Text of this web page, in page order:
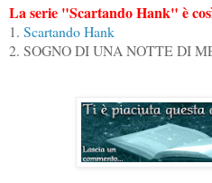
La serie "Scartando Hank" è
1. Scartando Hank
2. SOGNO DI UNA NOTTE DI